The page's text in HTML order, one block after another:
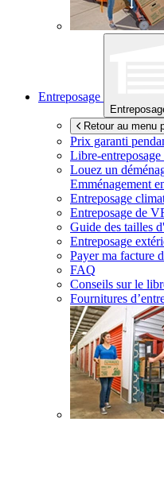
Entreposage
Retour au menu
Prix garanti
Libre-entreposage
Louez un
Emménagement
Entreposage
Entreposage de
Guide des tailles
Entreposage
Payer ma facture
FAQ
Conseils sur le
Fournitures